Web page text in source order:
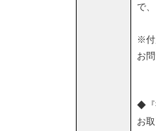
で
※付
お
◆『
お